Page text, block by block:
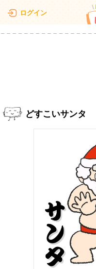
ログイン
どすこいサンタ